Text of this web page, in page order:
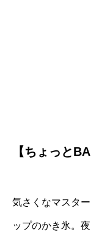
【ちょっと
気さくなマスタ
ップのかき氷。